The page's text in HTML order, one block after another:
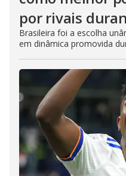
por rivais
Brasileira foi a escolha
em dinâmica promovida